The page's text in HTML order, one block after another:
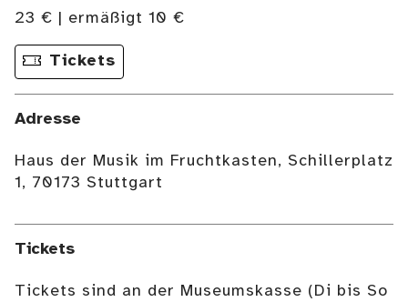
23 € | ermäßigt 10 €
Tickets
Adresse
Haus der Musik im Fruchtkasten, Schillerplatz
1, 70173 Stuttgart
Tickets
Tickets sind an der Museumskasse (Di bis So